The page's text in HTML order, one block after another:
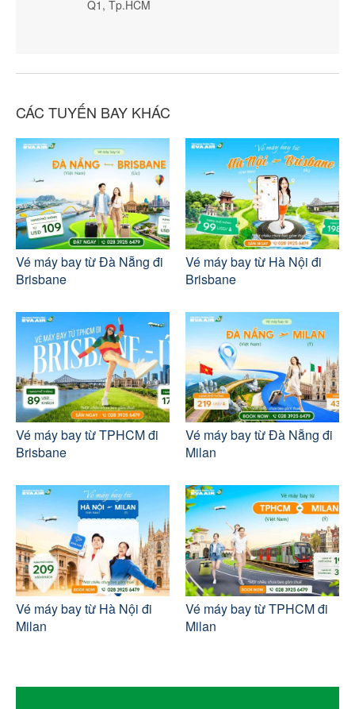
Q1, Tp.HCM
CÁC TUYẾN BAY KHÁC
Vé máy bay từ Đà Nẵng đi
Brisbane
Vé máy bay từ Hà Nội đi
Brisbane
Vé máy bay từ TPHCM đi
Brisbane
Vé máy bay từ Đà Nẵng đi
Milan
Vé máy bay từ Hà Nội đi
Milan
Vé máy bay từ TPHCM đi
Milan